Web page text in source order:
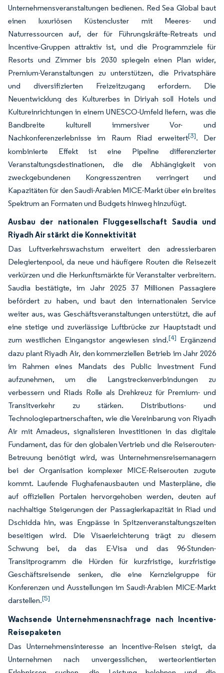
Unternehmensveranstaltungen bedienen. Red Sea Global baut
einen luxuriösen Küstencluster mit Meeres- und
Naturressourcen auf, der für Führungskräfte-Retreats und
Incentive-Gruppen attraktiv ist, und die Programmziele für
Resorts und Zimmer bis 2030 spiegeln einen Plan wider,
Premium-Veranstaltungen zu unterstützen, die Privatsphäre
und diversifizierten Freizeitzugang erfordern. Die
Neuentwicklung des Kulturerbes in Diriyah soll Hotels und
Kultureinrichtungen in einem UNESCO-Umfeld liefern, was die
Bandbreite kulturell immersiver Vor- und
Nachkonferenzerlebnisse im Raum Riad erweitert[3]. Der
kombinierte Effekt ist eine Pipeline differenzierter
Veranstaltungsdestinationen, die die Abhängigkeit von
zweckgebundenen Kongresszentren verringert und
Kapazitäten für den Saudi-Arabien MICE-Markt über ein breites
Spektrum an Formaten und Budgets hinweg hinzufügt.
Ausbau der nationalen Fluggesellschaft Saudia und
Riyadh Air stärkt die Konnektivität
Das Luftverkehrswachstum erweitert den adressierbaren
Delegiertenpool, da neue und häufigere Routen die Reisezeit
verkürzen und die Herkunftsmärkte für Veranstalter verbreitern.
Saudia bestätigte, im Jahr 2025 37 Millionen Passagiere
befördert zu haben, und baut den internationalen Service
weiter aus, was Geschäftsveranstaltungen unterstützt, die auf
eine stetige und zuverlässige Luftbrücke zur Hauptstadt und
zum westlichen Eingangstor angewiesen sind.[4] Ergänzend
dazu plant Riyadh Air, den kommerziellen Betrieb im Jahr 2026
im Rahmen eines Mandats des Public Investment Fund
aufzunehmen, um die Langstreckenverbindungen zu
verbessern und Riads Rolle als Drehkreuz für Premium- und
Transitverkehr zu stärken. Distributions- und
Technologiepartnerschaften, wie die Vereinbarung von Riyadh
Air mit Amadeus, signalisieren Investitionen in das digitale
Fundament, das für den globalen Vertrieb und die Reiserouten-
Betreuung benötigt wird, was Unternehmensreisemanagern
bei der Organisation komplexer MICE-Reiserouten zugute
kommt. Laufende Flughafenausbauten und Masterpläne, die
auf offiziellen Portalen hervorgehoben werden, deuten auf
nachhaltige Steigerungen der Passagierkapazität in Riad und
Dschidda hin, was Engpässe in Spitzenveranstaltungszeiten
beseitigen wird. Die Visaerleichterung trägt zu diesem
Schwung bei, da das E-Visa und das 96-Stunden-
Transitprogramm die Hürden für kurzfristige, kurzfristige
Geschäftsreisende senken, die eine Kernzielgruppe für
Konferenzen und Ausstellungen im Saudi-Arabien MICE-Markt
darstellen.[5]
Wachsende Unternehmensnachfrage nach Incentive-
Reisepaketen
Das Unternehmensinteresse an Incentive-Reisen steigt, da
Unternehmen nach unvergesslichen, werteorientierten